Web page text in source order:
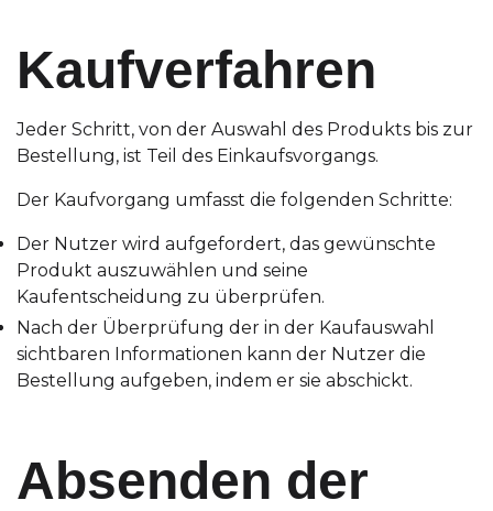
Kaufverfahren
Jeder Schritt, von der Auswahl des Produkts bis zur
Bestellung, ist Teil des Einkaufsvorgangs.
Der Kaufvorgang umfasst die folgenden Schritte:
Der Nutzer wird aufgefordert, das gewünschte
Produkt auszuwählen und seine
Kaufentscheidung zu überprüfen.
Nach der Überprüfung der in der Kaufauswahl
sichtbaren Informationen kann der Nutzer die
Bestellung aufgeben, indem er sie abschickt.
Absenden der